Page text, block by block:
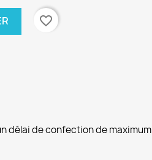
favorite_border
délai de confection de maximum